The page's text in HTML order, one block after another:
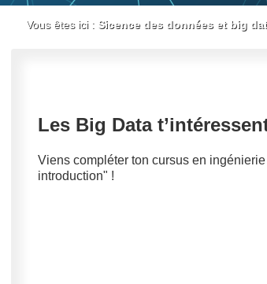
Vous êtes ici : Sicence des données et big
Les Big Data
Viens compléter ton cursus en
introduction" !